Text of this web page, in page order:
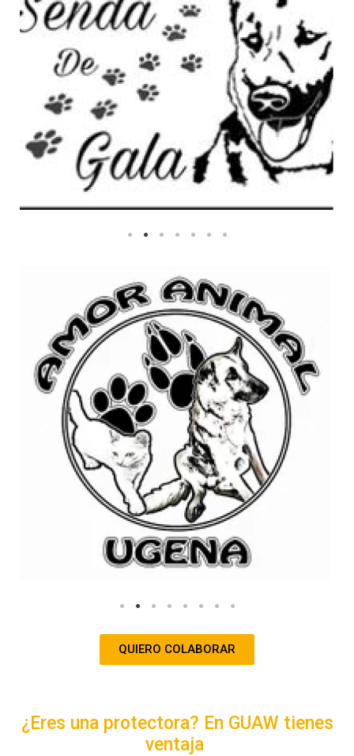
QUIERO COLABORAR
¿Eres una protectora? En GUAW tienes
ventaja